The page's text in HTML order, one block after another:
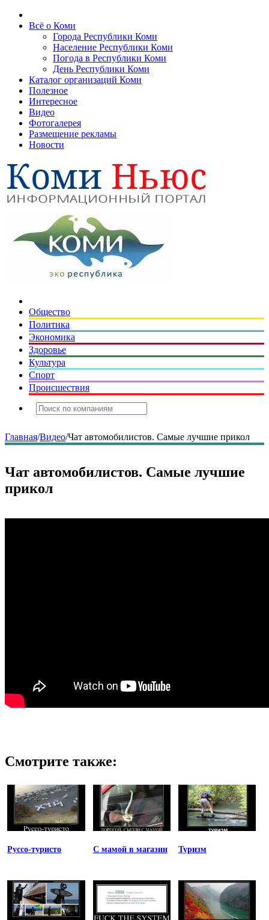
Всё о Коми
Города Республики Коми
Население Республики Коми
Погода в Республики Коми
День Республики Коми
Каталог организаций Коми
Полезное
Интересное
Видео
Фотогалерея
Размещение рекламы
Новости
Общество
Политика
Экономика
Здоровье
Культура
Спорт
Происшествия
Главная/Видео/Чат автомобилистов. Самые лучшие прикол
Чат автомобилистов. Самые лучшие
прикол
Смотрите также:
Руссо-туристо С мамой в магазин Туризм